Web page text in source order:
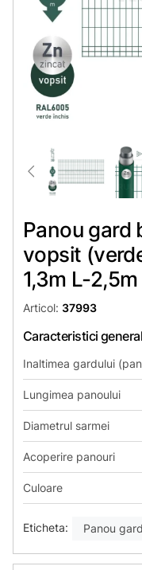
Panou gard
vopsit
1,3m L-2,5m
Articol: 37993
Caracteristici
Inaltimea gardului
Lungimea panoului
Diametrul sarmei
Acoperire panouri
Culoare
Eticheta: Panou